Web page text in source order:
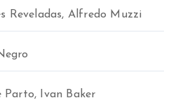
Reveladas, Alfredo Muzzi
Parto, Ivan Baker